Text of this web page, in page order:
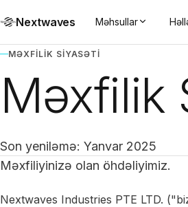
Nextwaves Məhsullar
MƏXFILIK SIYASƏTI
Məxfilik
Son yeniləmə: Yanvar 2025
Məxfiliyinizə olan öhdəliyimiz.
Nextwaves Industries PTE LTD.